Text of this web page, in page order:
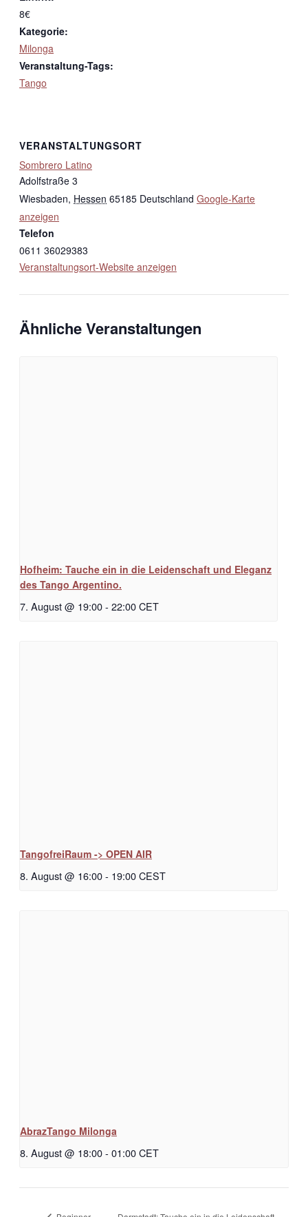
8€
Kategorie:
Milonga
Veranstaltung-Tags:
Tango
VERANSTALTUNGSORT
Sombrero Latino
Adolfstraße 3
Wiesbaden, Hessen 65185 Deutschland Google-Karte
anzeigen
Telefon
0611 36029383
Veranstaltungsort-Website anzeigen
Ähnliche Veranstaltungen
Hofheim: Tauche ein in die Leidenschaft und Eleganz
des Tango Argentino.
7. August @ 19:00- 22:00CET
TangofreiRaum -> OPEN AIR
8. August @ 16:00- 19:00CEST
AbrazTango Milonga
8. August @ 18:00- 01:00CET